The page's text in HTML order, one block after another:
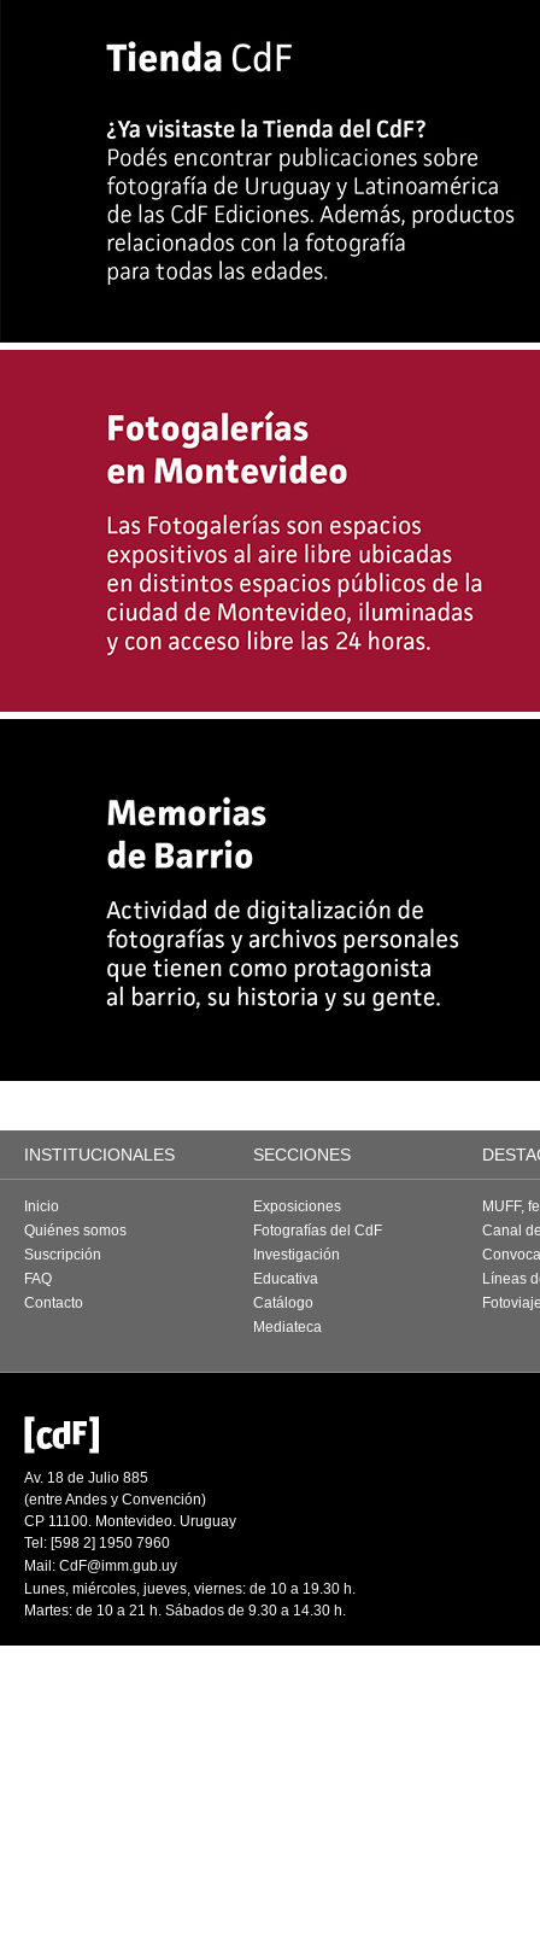
INSTITUCIONALES SECCIONES
Inicio
Quiénes somos
Suscripción
FAQ
Contacto
Exposiciones
Fotografías del CdF
Investigación
Educativa
Catálogo
Mediateca
MUFF,
Canal
Líneas
Av. 18 de Julio 885
(entre Andes y Convención)
CP 11100. Montevideo. Uruguay
Tel: [598 2] 1950 7960
Mail: CdF@imm.gub.uy
Lunes, miércoles, jueves, viernes: de 10 a 19.30 h.
Martes: de 10 a 21 h. Sábados de 9.30 a 14.30 h.